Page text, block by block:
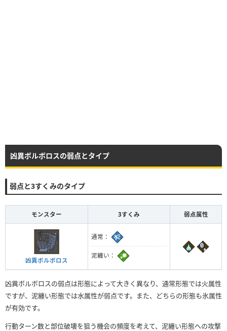
凶異ボルボロスの弱点とタイプ
弱点と3すくみのタイプ
モンスター 3すくみ 弱点属性
凶異ボルボロス
通常：
泥纏い：
凶異ボルボロスの弱点は形態によって大きく異なり、通常形態では火属性
ですが、泥纏い形態では水属性が弱点です。また、どちらの形態も氷属性
が有効です。
行動ターン数と部位破壊を狙う機会の頻度を考えて、泥纏い形態への攻撃